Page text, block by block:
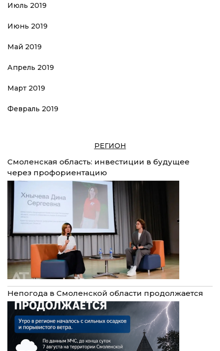
Июль 2019
Июнь 2019
Май 2019
Апрель 2019
Март 2019
Февраль 2019
РЕГИОН
Смоленская область: инвестиции в будущее
через профориентацию
Непогода в Смоленской области продолжается